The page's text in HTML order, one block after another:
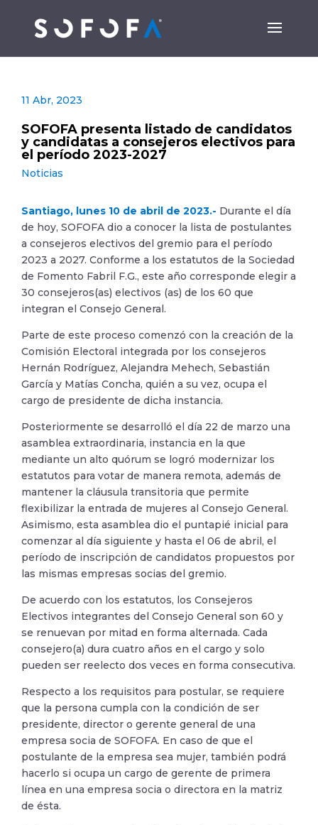
11 Abr, 2023
SOFOFA presenta listado de candidatos
y candidatas a consejeros electivos para
el período 2023-2027
Noticias
Santiago, lunes 10 de abril de 2023.- Durante el día
de hoy, SOFOFA dio a conocer la lista de postulantes
a consejeros electivos del gremio para el período
2023 a 2027. Conforme a los estatutos de la Sociedad
de Fomento Fabril F.G., este año corresponde elegir a
30 consejeros(as) electivos (as) de los 60 que
integran el Consejo General.
Parte de este proceso comenzó con la creación de la
Comisión Electoral integrada por los consejeros
Hernán Rodríguez, Alejandra Mehech, Sebastián
García y Matías Concha, quién a su vez, ocupa el
cargo de presidente de dicha instancia.
Posteriormente se desarrolló el día 22 de marzo una
asamblea extraordinaria, instancia en la que
mediante un alto quórum se logró modernizar los
estatutos para votar de manera remota, además de
mantener la cláusula transitoria que permite
flexibilizar la entrada de mujeres al Consejo General.
Asimismo, esta asamblea dio el puntapié inicial para
comenzar al día siguiente y hasta el 06 de abril, el
período de inscripción de candidatos propuestos por
las mismas empresas socias del gremio.
De acuerdo con los estatutos, los Consejeros
Electivos integrantes del Consejo General son 60 y
se renuevan por mitad en forma alternada. Cada
consejero(a) dura cuatro años en el cargo y solo
pueden ser reelecto dos veces en forma consecutiva.
Respecto a los requisitos para postular, se requiere
que la persona cumpla con la condición de ser
presidente, director o gerente general de una
empresa socia de SOFOFA. En caso de que el
postulante de la empresa sea mujer, también podrá
hacerlo si ocupa un cargo de gerente de primera
línea en una empresa socia o directora en la matriz
de ésta.